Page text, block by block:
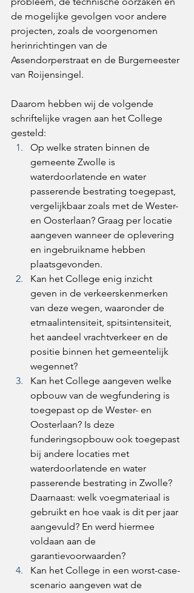
de mogelijke gevolgen voor andere
projecten, zoals de voorgenomen
herinrichtingen van de
Assendorperstraat en de Burgemeester
van Roijensingel.
Daarom hebben wij de volgende
schriftelijke vragen aan het College
gesteld:
Op welke straten binnen de
gemeente Zwolle is
waterdoorlatende en water
passerende bestrating toegepast,
vergelijkbaar zoals met de Wester-
en Oosterlaan? Graag per locatie
aangeven wanneer de oplevering
en ingebruikname hebben
plaatsgevonden.
Kan het College enig inzicht
geven in de verkeerskenmerken
van deze wegen, waaronder de
etmaalintensiteit, spitsintensiteit,
het aandeel vrachtverkeer en de
positie binnen het gemeentelijk
wegennet?
Kan het College aangeven welke
opbouw van de wegfundering is
toegepast op de Wester- en
Oosterlaan? Is deze
funderingsopbouw ook toegepast
bij andere locaties met
waterdoorlatende en water
passerende bestrating in Zwolle?
Daarnaast: welk voegmateriaal is
gebruikt en hoe vaak is dit per jaar
aangevuld? En werd hiermee
voldaan aan de
garantievoorwaarden?
Kan het College in een worst-case-
scenario aangeven wat de